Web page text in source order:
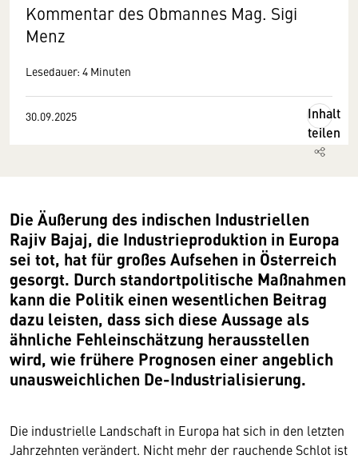
Kommentar des Obmannes Mag. Sigi
Menz
Lesedauer: 4 Minuten
30.09.2025
Inhalt
teilen
Die Äußerung des indischen Industriellen
Rajiv Bajaj, die Industrieproduktion in Europa
sei tot, hat für großes Aufsehen in Österreich
gesorgt. Durch standortpolitische Maßnahmen
kann die Politik einen wesentlichen Beitrag
dazu leisten, dass sich diese Aussage als
ähnliche Fehleinschätzung herausstellen
wird, wie frühere Prognosen einer angeblich
unausweichlichen De-Industrialisierung.
Die industrielle Landschaft in Europa hat sich in den letzten
Jahrzehnten verändert. Nicht mehr der rauchende Schlot ist